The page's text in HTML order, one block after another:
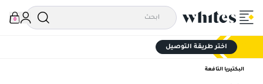
0
اختر طريقة التوصيل
البكتيريا التافعة